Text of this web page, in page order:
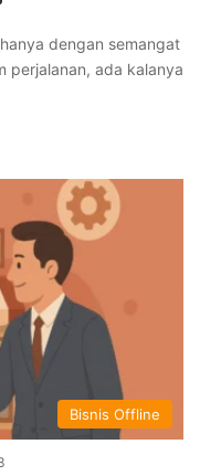
dengan semangat
perjalanan, ada kalanya
Bisnis Offline